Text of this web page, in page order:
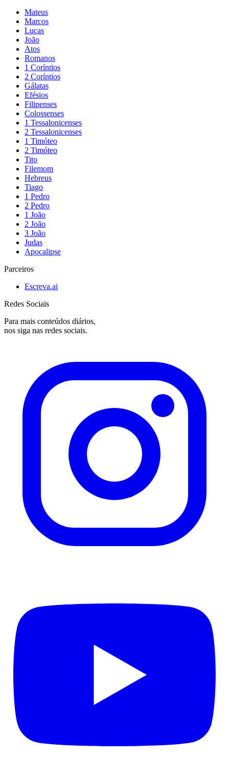
Mateus
Marcos
Lucas
João
Atos
Romanos
1 Coríntios
2 Coríntios
Gálatas
Efésios
Filipenses
Colossenses
1 Tessalonicenses
2 Tessalonicenses
1 Timóteo
2 Timóteo
Tito
Filemom
Hebreus
Tiago
1 Pedro
2 Pedro
1 João
2 João
3 João
Judas
Apocalipse
Parceiros
Escreva.ai
Redes Sociais
Para mais conteúdos diários,
nos siga nas redes sociais.